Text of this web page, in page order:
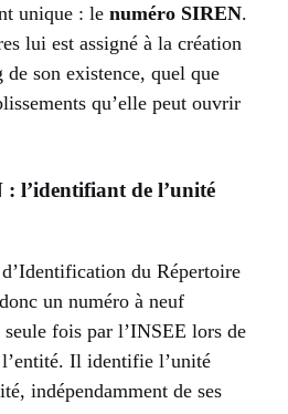
unique : le numéro SIREN.
lui est assigné à la création
son existence, quel que
qu’elle peut ouvrir
l’identifiant de l’unité
du Répertoire
un numéro à neuf
fois par l’INSEE lors de
Il identifie l’unité
indépendamment de ses